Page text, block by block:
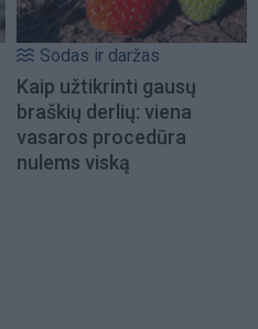
Sodas ir daržas
Kaip užtikrinti gausų
braškių derlių: viena
vasaros procedūra
nulems viską